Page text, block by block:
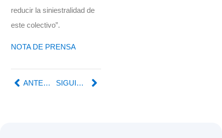
reducir la siniestralidad de
este colectivo”.
NOTA DE PRENSA
ANTERIOR SIGUIENTE